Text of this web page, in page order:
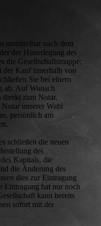
unmittelbar nach dem
der Hinterlegung des
die Gesellschaftsmappe;
der Kauf innerhalb von
Sie bei einem
ab. Auf Wunsch
direkt zum Notar.
unserer Wahl
persönlich am
schließen die neuen
des
Kapitals, die
die Änderung des
dies zur Eintragung
Eintragung hat nur noch
kann bereits
sofort mit der